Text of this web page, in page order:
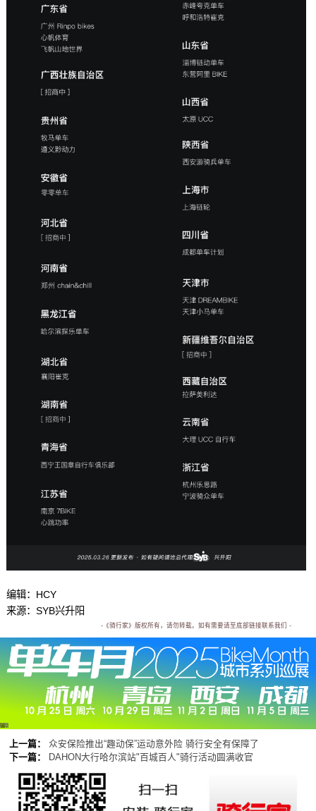
编辑：HCY
来源：SYB兴升阳
-《骑行家》版权所有，请勿转载。如有需要请至底部链接联系我们 -
广告
上一篇：
众安保险推出“趣动保”运动意外险 骑行安全有保障了
下一篇：
DAHON大行哈尔滨站"百城百人"骑行活动圆满收官